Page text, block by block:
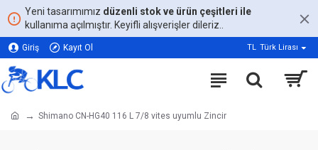
Yeni tasarımımız düzenli stok ve ürün çeşitleri ile
kullanıma açılmıştır. Keyifli alışverişler dileriz..
Giriş Kayıt Ol TL Türk Lirası
Shimano CN-HG40 116 L 7/8 vites uyumlu Zincir